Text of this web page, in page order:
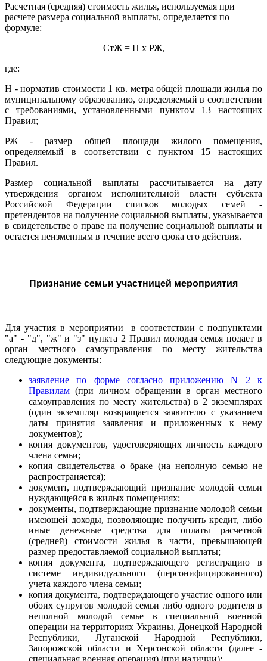
Расчетная (средняя) стоимость жилья, используемая при
расчете размера социальной выплаты, определяется по
формуле:
СтЖ = Н x РЖ,
где:
Н - норматив стоимости 1 кв. метра общей площади жилья по
муниципальному образованию, определяемый в соответствии
с требованиями, установленными пунктом 13 настоящих
Правил;
РЖ - размер общей площади жилого помещения,
определяемый в соответствии с пунктом 15 настоящих
Правил.
Размер социальной выплаты рассчитывается на дату
утверждения органом исполнительной власти субъекта
Российской Федерации списков молодых семей -
претендентов на получение социальной выплаты, указывается
в свидетельстве о праве на получение социальной выплаты и
остается неизменным в течение всего срока его действия.
Признание семьи участницей мероприятия
Для участия в мероприятии в соответствии с подпунктами
"а" - "д", "ж" и "з" пункта 2 Правил молодая семья подает в
орган местного самоуправления по месту жительства
следующие документы:
заявление по форме согласно приложению N 2 к
Правилам (при личном обращении в орган местного
самоуправления по месту жительства) в 2 экземплярах
(один экземпляр возвращается заявителю с указанием
даты принятия заявления и приложенных к нему
документов);
копия документов, удостоверяющих личность каждого
члена семьи;
копия свидетельства о браке (на неполную семью не
распространяется);
документ, подтверждающий признание молодой семьи
нуждающейся в жилых помещениях;
документы, подтверждающие признание молодой семьи
имеющей доходы, позволяющие получить кредит, либо
иные денежные средства для оплаты расчетной
(средней) стоимости жилья в части, превышающей
размер предоставляемой социальной выплаты;
копия документа, подтверждающего регистрацию в
системе индивидуального (персонифицированного)
учета каждого члена семьи;
копия документа, подтверждающего участие одного или
обоих супругов молодой семьи либо одного родителя в
неполной молодой семье в специальной военной
операции на территориях Украины, Донецкой Народной
Республики, Луганской Народной Республики,
Запорожской области и Херсонской области (далее -
специальная военная операция) (при наличии);